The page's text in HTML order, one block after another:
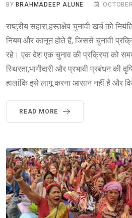
BYBRAHMADEEP ALUNE
राष्ट्रीय सहारा,हस्तक्षेप चुनावी खर्च को
नियम और कानून होते हैं, जिससे चुनावी
रहे। एक देश एक चुनाव की प्रक्रिया को
स्थिरता,भागीदारी और प्रभावी प्रबंधन की
हालांकि इसे लागू करना आसान नहीं है और
READ MORE